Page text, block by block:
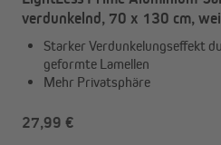
verdunkelnd, 70 x 130 cm,
Starker Verdunkelungseffekt
geformte Lamellen
Mehr Privatsphäre
27,99 €